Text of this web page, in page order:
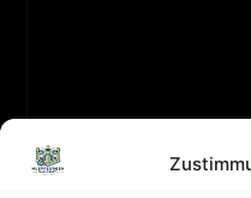
Sicherheit